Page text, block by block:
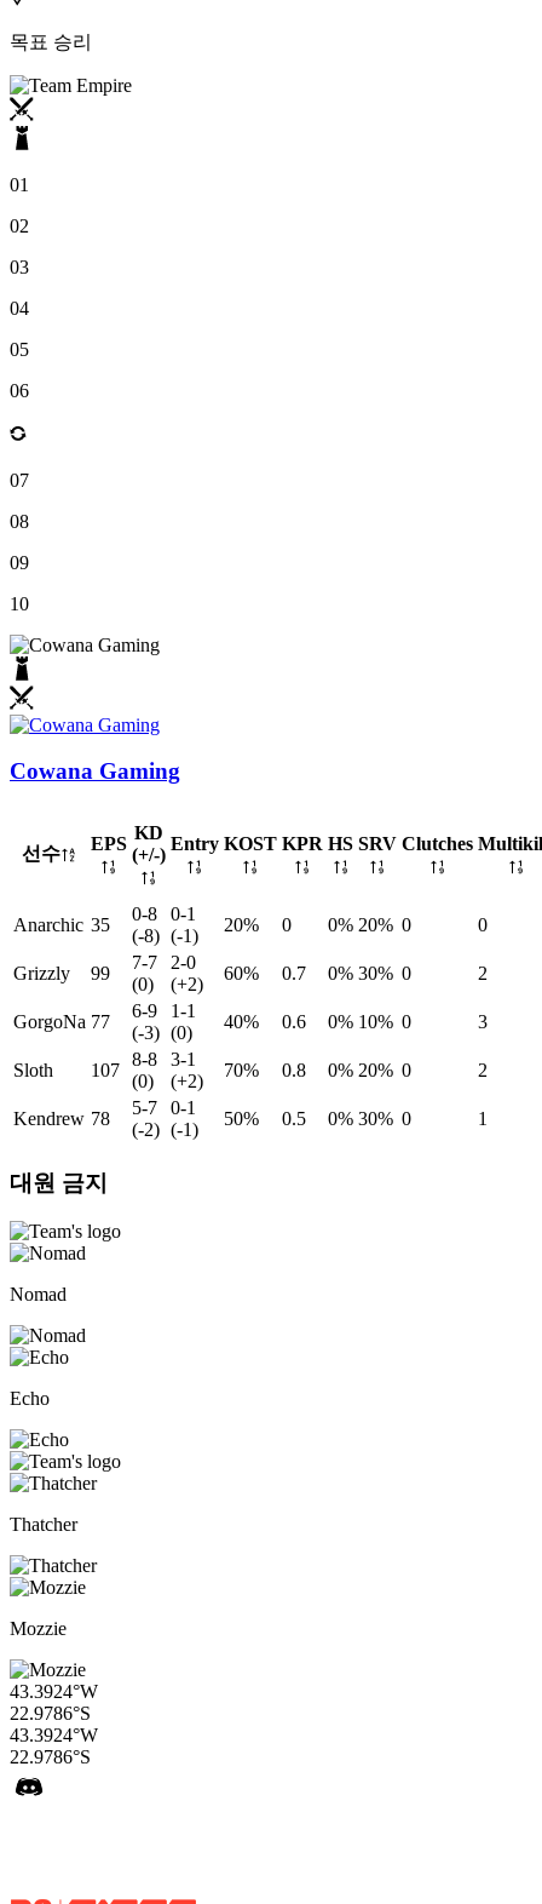
목표 승리
01
02
03
04
05
06
07
08
09
10
Cowana Gaming
선수 EPS
KD
(+/-)
Entry KOST KPR HS SRV Clutches
Anarchic 35
0-8
(-8)
0-1
(-1)
20% 0 0% 20% 0 0
Grizzly 99
7-7
(0)
2-0
(+2)
60% 0.7 0% 30% 0 2
GorgoNa 77
6-9
(-3)
1-1
(0)
40% 0.6 0% 10% 0 3
Sloth 107
8-8
(0)
3-1
(+2)
70% 0.8 0% 20% 0 2
Kendrew 78
5-7
(-2)
0-1
(-1)
50% 0.5 0% 30% 0 1
대원 금지
Nomad
Echo
Thatcher
Mozzie
43.3924°W
22.9786°S
43.3924°W
22.9786°S